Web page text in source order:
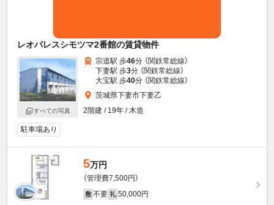
レオパレスシモツマ2番館の賃貸物件
すべての写真
宗道駅 歩46分 （関鉄常総線）
下妻駅 歩3分 （関鉄常総線）
大宝駅 歩40分 （関鉄常総線）
茨城県下妻市下妻乙
2階建 / 19年 / 木造
駐車場あり
5万円
（管理費7,500円）
敷 不要 礼 50,000円